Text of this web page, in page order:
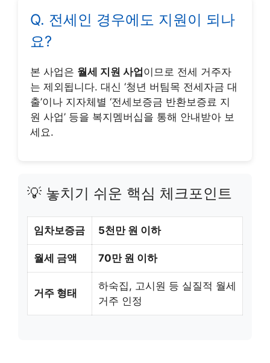
Q. 전세인 경우에도 지원이 되나
요?
본 사업은 월세 지원 사업이므로 전세 거주자
는 제외됩니다. 대신 ‘청년 버팀목 전세자금 대
출’이나 지자체별 ‘전세보증금 반환보증료 지
원 사업’ 등을 복지멤버십을 통해 안내받아 보
세요.
💡 놓치기 쉬운 핵심 체크포인트
임차보증금 5천만 원 이하
월세 금액 70만 원 이하
거주 형태
하숙집, 고시원 등 실질적 월세
거주 인정